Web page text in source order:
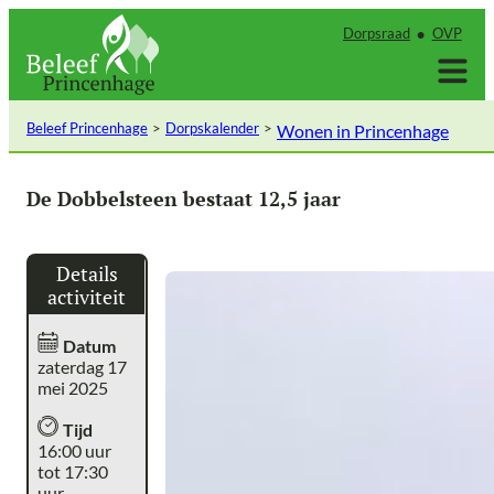
inhoud
Dorpsraad OVP
Beleef Princenhage Dorpskalender Wonen in Princenhage
De Dobbelsteen bestaat 12,5 jaar
Details
activiteit
Datum
zaterdag 17
mei 2025
Tijd
16:00 uur
tot 17:30